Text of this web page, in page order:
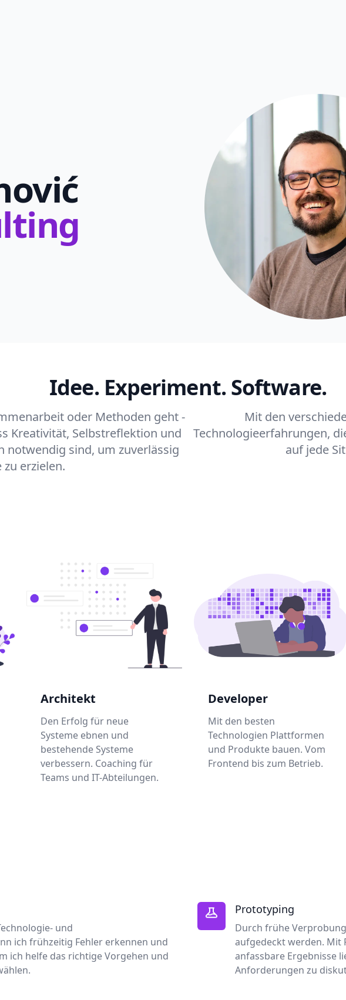
Idee. Experiment. Software.
oder Methoden geht -
Kreativität, Selbstreflektion und
notwendig sind, um zuverlässig
zu erzielen.
Mit den
Technologieerfahrungen,
auf jede
Architekt
Den Erfolg für neue
Systeme ebnen und
bestehende Systeme
verbessern. Coaching für
Teams und IT-Abteilungen.
Developer
Mit den besten
Technologien Plattformen
und Produkte bauen. Vom
Frontend bis zum Betrieb.
und
ich frühzeitig Fehler erkennen und
ich helfe das richtige Vorgehen und
Prototyping
Durch frühe
aufgedeckt werden. Mit
anfassbare Ergebnisse
Anforderungen zu